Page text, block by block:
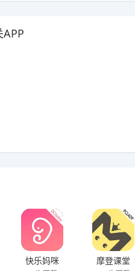
快乐妈咪 摩登课堂